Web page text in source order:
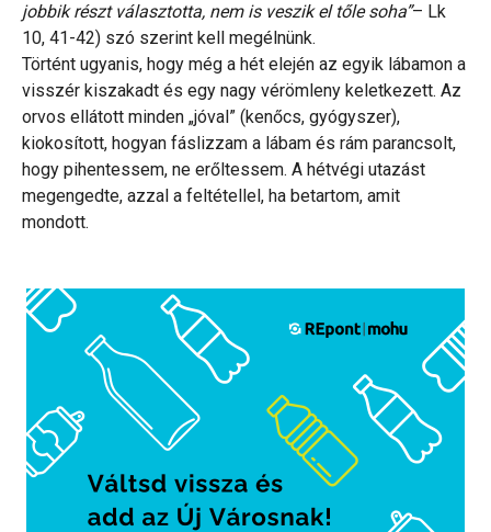
jobbik részt választotta, nem is veszik el tőle soha”– Lk
10, 41-42) szó szerint kell megélnünk.
Történt ugyanis, hogy még a hét elején az egyik lábamon a
visszér kiszakadt és egy nagy vérömleny keletkezett. Az
orvos ellátott minden „jóval” (kenőcs, gyógyszer),
kiokosított, hogyan fáslizzam a lábam és rám parancsolt,
hogy pihentessem, ne erőltessem. A hétvégi utazást
megengedte, azzal a feltétellel, ha betartom, amit
mondott.